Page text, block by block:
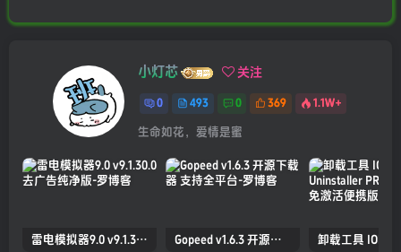
小灯芯 关注
0 493 0 369 1.1W+
生命如花，爱情是蜜
雷电模拟器9.0 v9.1.30.0 去广告纯净版 Gopeed v1.6.3 开源下载器 支持全平台